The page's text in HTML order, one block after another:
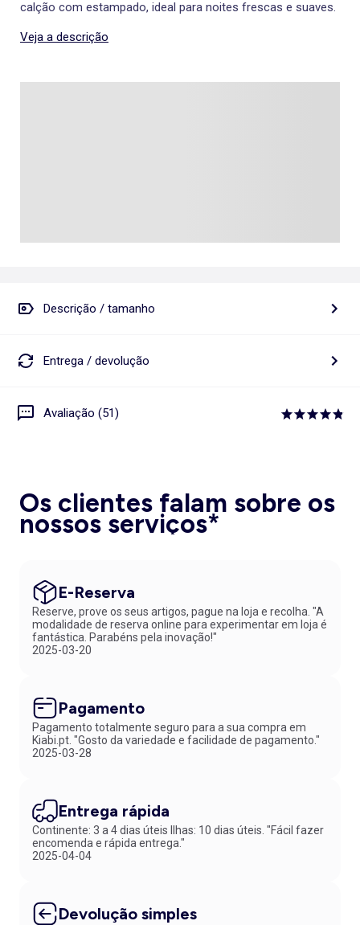
calção com estampado, ideal para noites frescas e suaves.
Veja a descrição
Descrição / tamanho
Entrega / devolução
Avaliação (51)
Os clientes falam sobre os
nossos serviços*
E-Reserva
Reserve, prove os seus artigos, pague na loja e recolha. "A
modalidade de reserva online para experimentar em loja é
fantástica. Parabéns pela inovação!"
2025-03-20
Pagamento
Pagamento totalmente seguro para a sua compra em
Kiabi.pt. "Gosto da variedade e facilidade de pagamento."
2025-03-28
Entrega rápida
Continente: 3 a 4 dias úteis Ilhas: 10 dias úteis. "Fácil fazer
encomenda e rápida entrega."
2025-04-04
Devolução simples